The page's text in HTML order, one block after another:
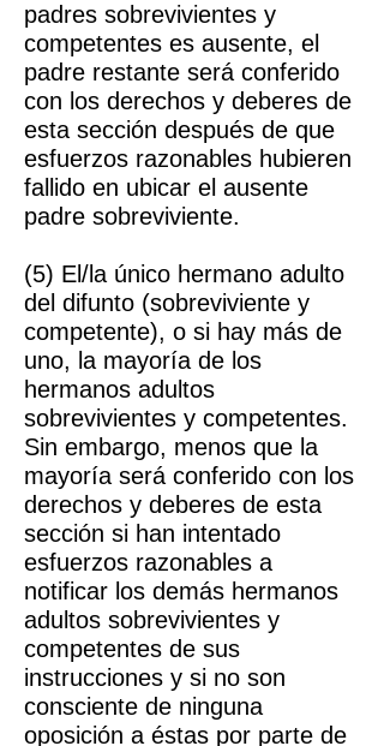
padres sobrevivientes y
competentes es ausente, el
padre restante será conferido
con los derechos y deberes de
esta sección después de que
esfuerzos razonables hubieren
fallido en ubicar el ausente
padre sobreviviente.
(5) El/la único hermano adulto
del difunto (sobreviviente y
competente), o si hay más de
uno, la mayoría de los
hermanos adultos
sobrevivientes y competentes.
Sin embargo, menos que la
mayoría será conferido con los
derechos y deberes de esta
sección si han intentado
esfuerzos razonables a
notificar los demás hermanos
adultos sobrevivientes y
competentes de sus
instrucciones y si no son
consciente de ninguna
oposición a éstas por parte de